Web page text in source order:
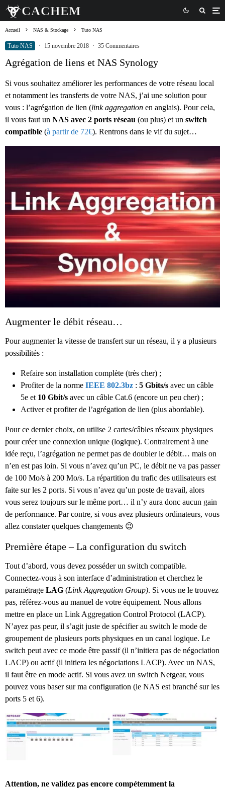
Accueil NAS & Stockage Tuto NAS
Tuto NAS · 15 novembre 2018 · 35 Commentaires
Agrégation de liens et NAS Synology
Si vous souhaitez améliorer les performances de votre réseau local
et notamment les transferts de votre NAS, j’ai une solution pour
vous : l’agrégation de lien (link aggregation en anglais). Pour cela,
il vous faut un NAS avec 2 ports réseau (ou plus) et un switch
compatible (à partir de 72€). Rentrons dans le vif du sujet…
Augmenter le débit réseau…
Pour augmenter la vitesse de transfert sur un réseau, il y a plusieurs
possibilités :
Refaire son installation complète (très cher) ;
Profiter de la norme IEEE 802.3bz : 5 Gbits/s avec un câble
5e et 10 Gbit/s avec un câble Cat.6 (encore un peu cher) ;
Activer et profiter de l’agrégation de lien (plus abordable).
Pour ce dernier choix, on utilise 2 cartes/câbles réseaux physiques
pour créer une connexion unique (logique). Contrairement à une
idée reçu, l’agrégation ne permet pas de doubler le débit… mais on
n’en est pas loin. Si vous n’avez qu’un PC, le débit ne va pas passer
de 100 Mo/s à 200 Mo/s. La répartition du trafic des utilisateurs est
faite sur les 2 ports. Si vous n’avez qu’un poste de travail, alors
vous serez toujours sur le même port… il n’y aura donc aucun gain
de performance. Par contre, si vous avez plusieurs ordinateurs, vous
allez constater quelques changements 😉
Première étape – La configuration du switch
Tout d’abord, vous devez posséder un switch compatible.
Connectez-vous à son interface d’administration et cherchez le
paramétrage LAG (Link Aggregation Group). Si vous ne le trouvez
pas, référez-vous au manuel de votre équipement. Nous allons
mettre en place un Link Aggregation Control Protocol (LACP).
N’ayez pas peur, il s’agit juste de spécifier au switch le mode de
groupement de plusieurs ports physiques en un canal logique. Le
switch peut avec ce mode être passif (il n’initiera pas de négociation
LACP) ou actif (il initiera les négociations LACP). Avec un NAS,
il faut être en mode actif. Si vous avez un switch Netgear, vous
pouvez vous baser sur ma configuration (le NAS est branché sur les
ports 5 et 6).
Attention, ne validez pas encore compétemment la